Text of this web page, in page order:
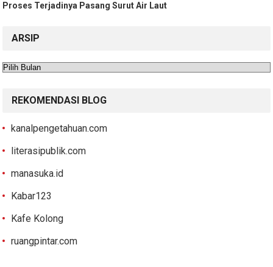
Proses Terjadinya Pasang Surut Air Laut
ARSIP
Arsip
REKOMENDASI BLOG
kanalpengetahuan.com
literasipublik.com
manasuka.id
Kabar123
Kafe Kolong
ruangpintar.com